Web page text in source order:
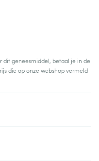
dit geneesmiddel, betaal je in de
die op onze webshop vermeld